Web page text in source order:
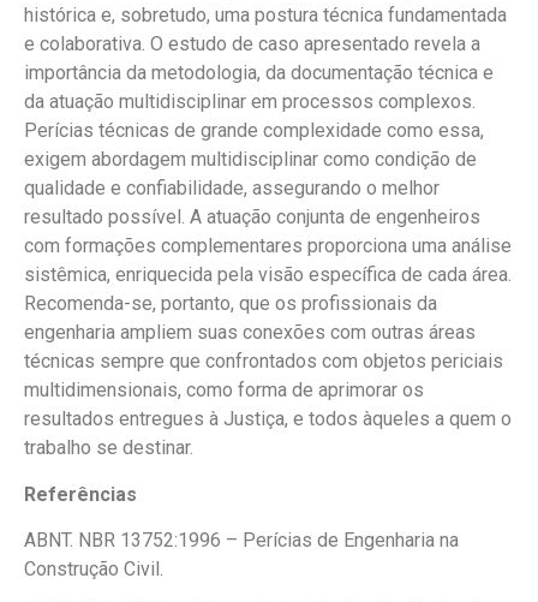
histórica e, sobretudo, uma postura técnica fundamentada
e colaborativa. O estudo de caso apresentado revela a
importância da metodologia, da documentação técnica e
da atuação multidisciplinar em processos complexos.
Perícias técnicas de grande complexidade como essa,
exigem abordagem multidisciplinar como condição de
qualidade e confiabilidade, assegurando o melhor
resultado possível. A atuação conjunta de engenheiros
com formações complementares proporciona uma análise
sistêmica, enriquecida pela visão específica de cada área.
Recomenda-se, portanto, que os profissionais da
engenharia ampliem suas conexões com outras áreas
técnicas sempre que confrontados com objetos periciais
multidimensionais, como forma de aprimorar os
resultados entregues à Justiça, e todos àqueles a quem o
trabalho se destinar.
Referências
ABNT. NBR 13752:1996 – Perícias de Engenharia na
Construção Civil.